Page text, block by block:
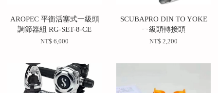
AROPEC 平衡活塞式一級頭
調節器組 RG-SET-8-CE
NT$ 6,000
SCUBAPRO DIN TO YOKE
ㄧ級頭轉接頭
NT$ 2,200